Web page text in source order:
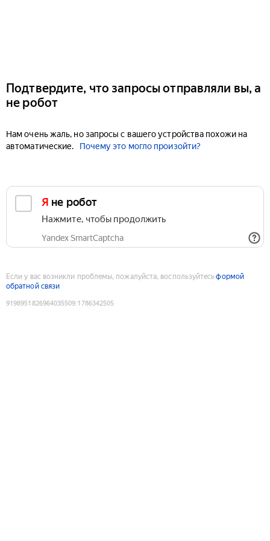
Подтвердите, что запросы отправляли вы, а
не робот
Нам очень жаль, но запросы с вашего устройства похожи на
автоматические.
Почему это могло произойти?
Я не робот
Нажмите, чтобы продолжить
Yandex SmartCaptcha
Если у вас возникли проблемы, пожалуйста, воспользуйтесьформой
обратной связи
9198951826964035509:1786342505